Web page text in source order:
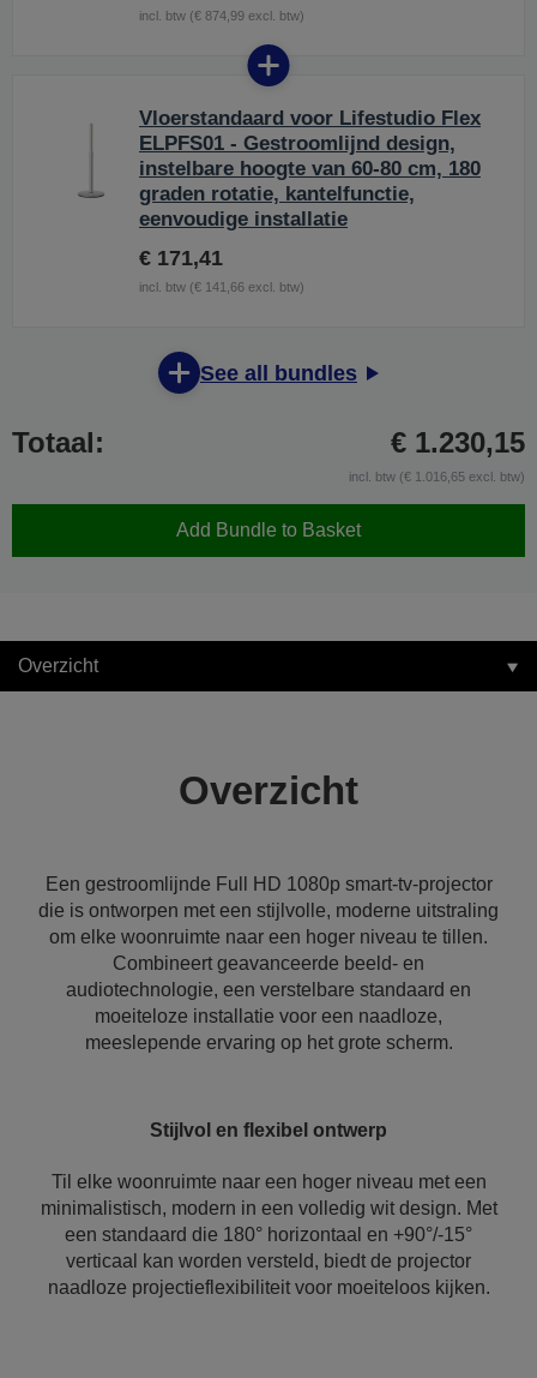
incl. btw (€ 874,99 excl. btw)
Vloerstandaard voor Lifestudio Flex
ELPFS01 - Gestroomlijnd design,
instelbare hoogte van 60-80 cm, 180
graden rotatie, kantelfunctie,
eenvoudige installatie
€ 171,41
incl. btw (€ 141,66 excl. btw)
See all bundles
Totaal: € 1.230,15
incl. btw (€ 1.016,65 excl. btw)
Add Bundle to Basket
Overzicht
Overzicht
Een gestroomlijnde Full HD 1080p smart-tv-projector
die is ontworpen met een stijlvolle, moderne uitstraling
om elke woonruimte naar een hoger niveau te tillen.
Combineert geavanceerde beeld- en
audiotechnologie, een verstelbare standaard en
moeiteloze installatie voor een naadloze,
meeslepende ervaring op het grote scherm.
Stijlvol en flexibel ontwerp
Til elke woonruimte naar een hoger niveau met een
minimalistisch, modern in een volledig wit design. Met
een standaard die 180° horizontaal en +90°/-15°
verticaal kan worden versteld, biedt de projector
naadloze projectieflexibiliteit voor moeiteloos kijken.